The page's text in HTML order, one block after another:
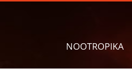
NOOTROPIKA